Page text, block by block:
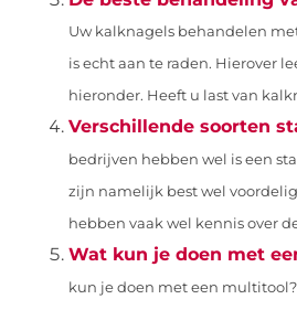
Uw kalknagels behandelen
is echt aan te raden. Hierover
hieronder. Heeft u last van
Verschillende soorten
bedrijven hebben wel is een
zijn namelijk best wel
hebben vaak wel kennis over
Wat kun je doen met
kun je doen met een